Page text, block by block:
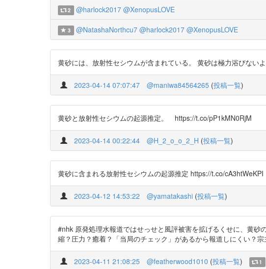
2 @harlock2017 @XenopusLOVE
3 @NatashaNorthcu7 @harlock2017 @XenopusLOVE
黄砂には、放射性セシウムが含まれている。 黄砂は極力浴びない
2023-04-14 07:07:47 @maniwa84564265 (投稿一覧)
黄砂と放射性セシウムの起源推定。 https://t.co/pP1kMN0RjM
2023-04-14 00:22:44 @H_2_o_o_2_H (投稿一覧)
黄砂に含まれる放射性セシウムの起源推定 https://t.co/cA3htWeKPI
2023-04-12 14:53:22 @yamatakashi (投稿一覧)
#nhk 原発処理水報道ではせっせと風評被害を拡げるくせに、黄
縮？圧力？癒着？「当局のチェック」があるから報道しにくい？
2023-04-11 21:08:25 @featherwood1010 (投稿一覧) 1